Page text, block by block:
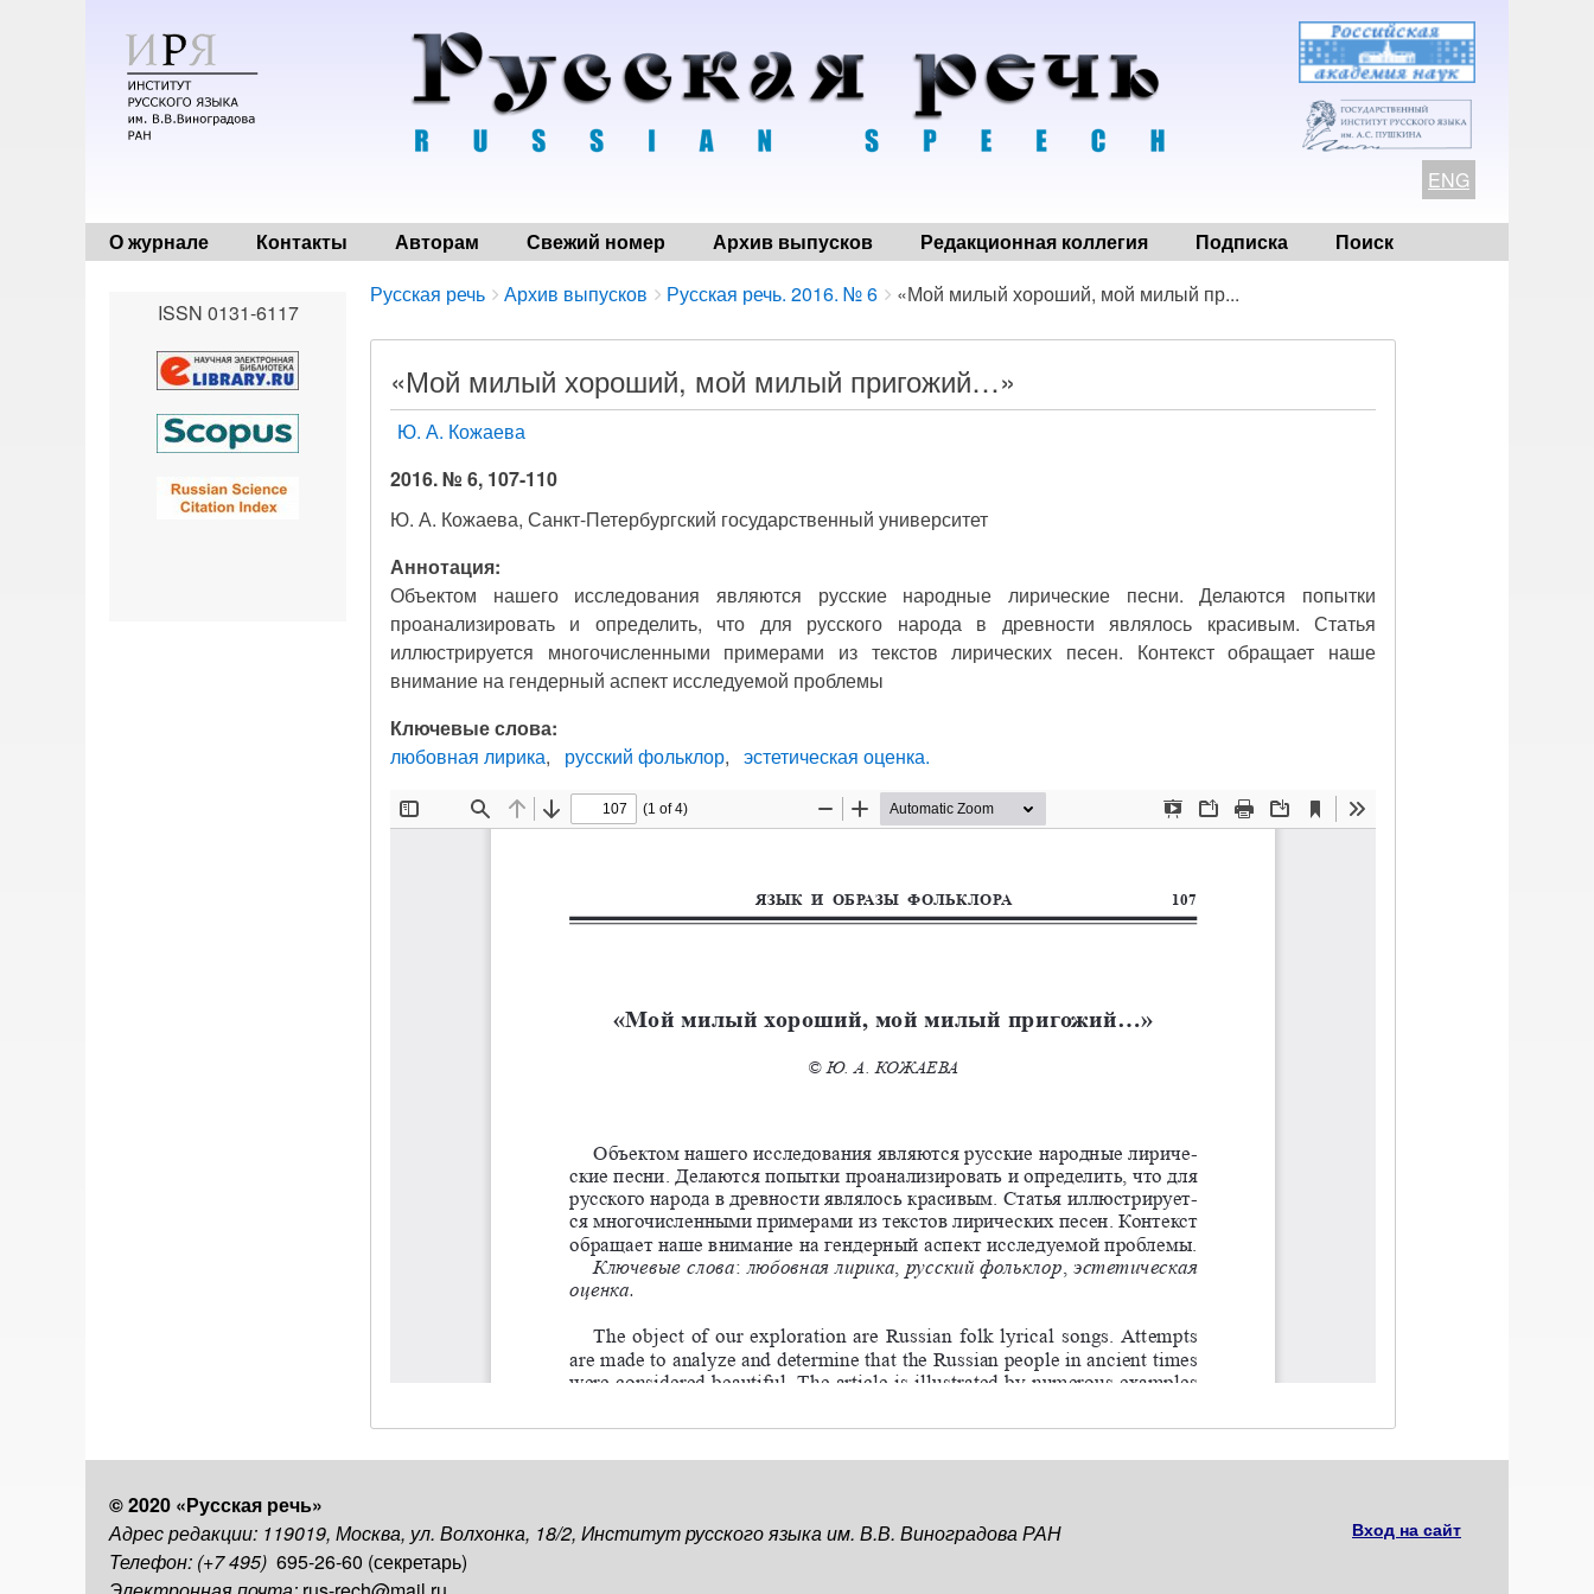
ENG
О журнале Контакты Авторам Свежий номер Архив выпусков Редакционная коллегия Подписка Поиск
Breadcrumbs
You
here:
Русская речь Архив выпусков Русская речь. 2016. № 6 «Мой милый хороший, мой милый пр...
«Мой милый хороший, мой милый пригожий…»
Ю. А. Кожаева
2016. № 6, 107-110
Ю. А. Кожаева, Санкт-Петербургский государственный университет
Аннотация:
Объектом нашего исследования являются русские народные лирические песни. Делаются попытки
проанализировать и определить, что для русского народа в древности являлось красивым. Статья
иллюстрируется многочисленными примерами из текстов лирических песен. Контекст обращает наше
внимание на гендерный аспект исследуемой проблемы
Ключевые слова:
любовная лирика
русский фольклор эстетическая оценка.
ISSN 0131-6117
© 2020 «Русская речь»
Адрес редакции: 119019, Москва, ул. Волхонка, 18/2, Институт русского языка им. В.В. Виноградова РАН
Телефон: (+7 495) 695-26-60 (секретарь)
Вход на сайт